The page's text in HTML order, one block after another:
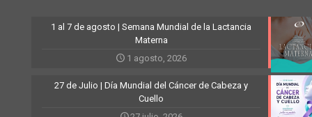
1 al 7 de agosto | Semana Mundial de la Lactancia
Materna
1 agosto, 2026
27 de Julio | Día Mundial del Cáncer de Cabeza y
Cuello